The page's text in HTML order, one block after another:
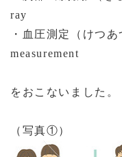
ray
・血圧測定（けつあ
measurement
をおこないました。
（写真①）